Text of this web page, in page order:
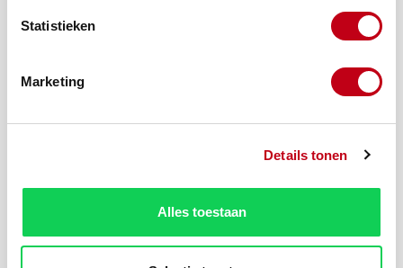
Statistieken
Marketing
Details tonen
Alles toestaan
20x3 mm creme 6000 mm wordt ook gebruikt
Zit uw product